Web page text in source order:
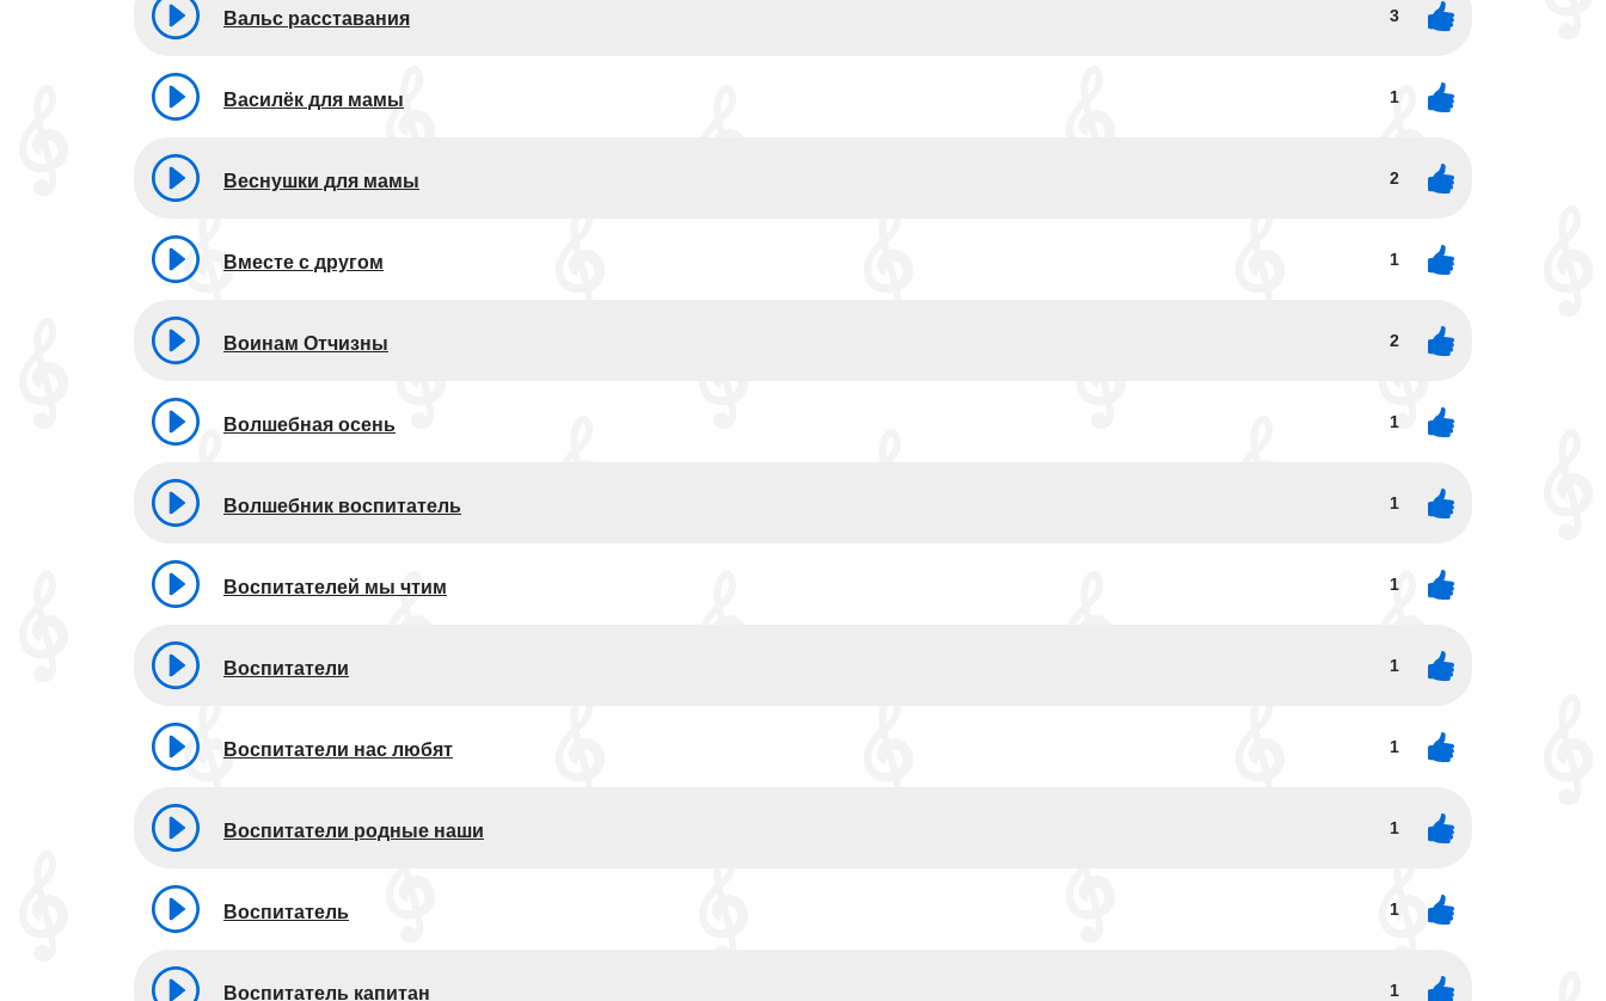
Вальс расставания 3
Василёк для мамы 1
Веснушки для мамы 2
Вместе с другом 1
Воинам Отчизны 2
Волшебная осень 1
Волшебник воспитатель 1
Воспитателей мы чтим 1
Воспитатели 1
Воспитатели нас любят 1
Воспитатели родные наши 1
Воспитатель 1
Воспитатель капитан 1